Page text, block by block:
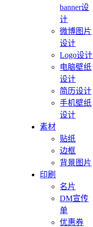
banner设
计
微博图片
设计
Logo设计
电脑壁纸
设计
简历设计
手机壁纸
设计
素材
贴纸
边框
背景图片
印刷
名片
DM宣传
单
优惠券